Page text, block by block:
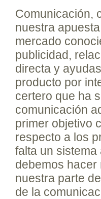
Comunicación,
nuestra
mercado
publicidad,
directa y
producto por
certero que ha
comunicación
primer objetivo
respecto a los
falta un
debemos hacer
nuestra parte
de la